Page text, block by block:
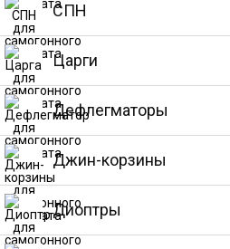
СПН
Царги
Дефлегматоры
Джин-корзины
Диоптры